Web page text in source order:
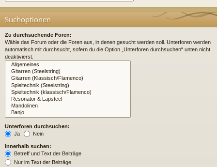
Suchoptionen
Zu durchsuchende Foren:
Wähle das Forum oder die Foren aus, in denen gesucht werden soll. Unterforen werden
automatisch mit durchsucht, sofern du die Option „Unterforen durchsuchen“ unten nicht
deaktivierst.
Unterforen durchsuchen:
Ja
Nein
Innerhalb suchen:
Betreff und Text der Beiträge
Nur im Text der Beiträge